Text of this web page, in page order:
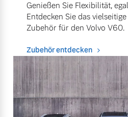
Genießen Sie Flexibilität,
Entdecken Sie das
Zubehör für den Volvo V60.
Zubehör entdecken